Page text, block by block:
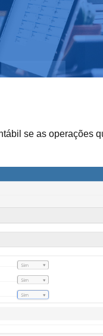
se as operações